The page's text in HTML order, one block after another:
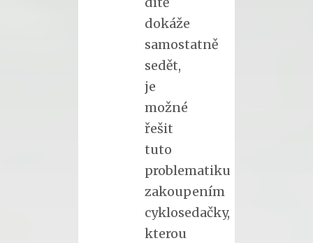
dokáže
samostatně
sedět,
je
možné
řešit
tuto
problematiku
zakoupením
cyklosedačky,
kterou